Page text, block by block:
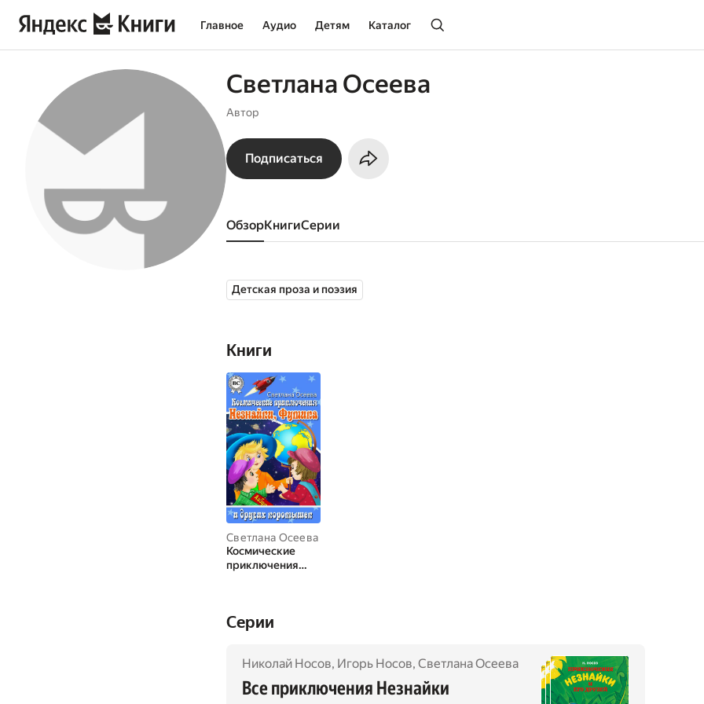
Главное Аудио Детям Каталог
Светлана Осеева
Автор
Подписаться
Обзор книги серии
Детская проза и поэзия
Книги
Светлана Осеева
Космические
приключения
Cерии
Николай Носов, Игорь Носов, Светлана Осеева
Все приключения Незнайки